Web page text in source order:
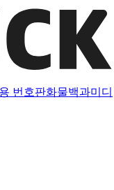
번호판화물백과미디